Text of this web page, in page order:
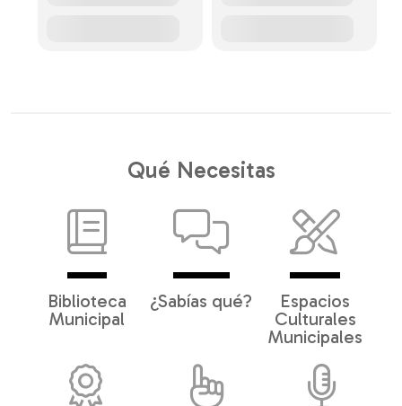
Qué Necesitas
Biblioteca
Municipal
¿Sabías qué?
Espacios
Culturales
Municipales